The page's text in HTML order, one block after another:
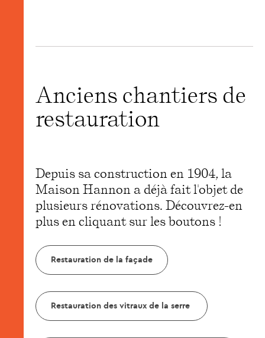
Anciens chantiers de
restauration
Depuis sa construction en 1904, la
Maison Hannon a déjà fait l'objet de
plusieurs rénovations. Découvrez-en
plus en cliquant sur les boutons !
Restauration de la façade
Restauration des vitraux de la serre